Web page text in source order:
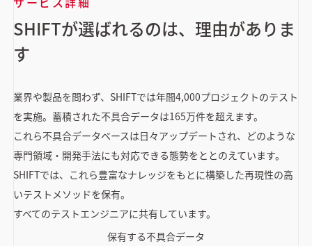
SHIFTが選ばれるのは、理由がありま
す
業界や製品を問わず、SHIFTでは年間4,000プロジェクトのテスト
を実施。蓄積された不具合データは165万件を超えます。
これら不具合データベースは日々アップデートされ、どのような
専門領域・開発手法にも対応できる態勢をととのえています。
SHIFTでは、これら豊富なナレッジをもとに構築した再現性の高
いテストメソッドを保有。
すべてのテストエンジニアに共有しています。
保有する不具合データ